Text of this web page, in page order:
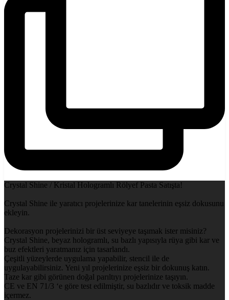
Crystal Shine / Kristal Hologramlı Rölyef Pasta Satışta!
Crystal Shine ile yaratıcı projelerinize kar tanelerinin eşsiz dokusunu
ekleyin.
Dekorasyon projelerinizi bir üst seviyeye taşımak ister misiniz?
Crystal Shine, beyaz hologramlı, su bazlı yapısıyla rüya gibi kar ve
buz efektleri yaratmanız için tasarlandı.
Çeşitli yüzeylerde uygulama yapabilir, stencil ile de
uygulayabilirsiniz. Yeni yıl projelerinize eşsiz bir dokunuş katın.
Taze kar gibi görünen doğal parıltıyı projelerinize taşıyın.
CE ve EN 71/3 ‘e göre test edilmiştir, su bazlıdır ve toksik madde
içermez.